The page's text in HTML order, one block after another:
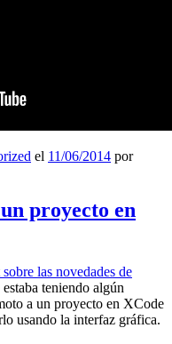
el 11/06/2014 por
proyecto en
las novedades de
teniendo algún
a un proyecto en XCode
usando la interfaz gráfica.